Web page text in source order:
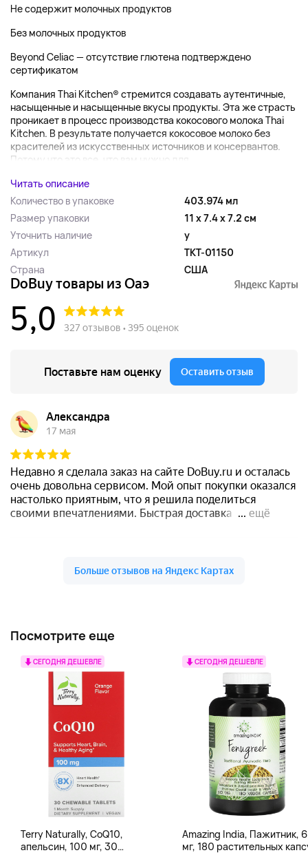
Не содержит молочных продуктов
Без молочных продуктов
Beyond Celiac — отсутствие глютена подтверждено
сертификатом
Компания Thai Kitchen® стремится создавать аутентичные,
насыщенные и насыщенные вкусы продукты. Эта же страсть
проникает в процесс производства кокосового молока Thai
Kitchen. В результате получается кокосовое молоко без
красителей из искусственных источников и консервантов.
Потому что это все, что вам нужно для...
Читать описание
Количество в упаковке
403.974 мл
Размер упаковки
11 x 7.4 x 7.2 см
Уточнить наличие
y
Артикул
TKT-01150
Страна
США
Посмотрите еще
СЕГОДНЯ ДЕШЕВЛЕ
Terry Naturally, CoQ10,
апельсин, 100 мг, 30
СЕГОДНЯ ДЕШЕВЛЕ
Amazing India, Пажитник,
мг, 180 растительных